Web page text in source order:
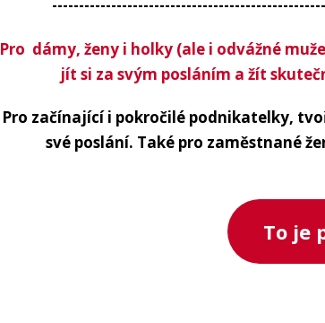
Pro dámy, ženy i holky (ale i odvážné
jít si za svým posláním a žít
Pro začínající i pokročilé podnikatelky,
své poslání. Také pro zaměstnané
To je